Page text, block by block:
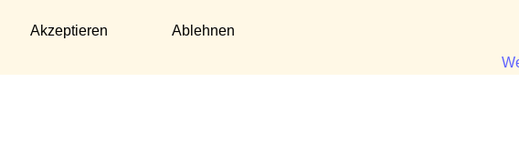
Akzeptieren Ablehnen